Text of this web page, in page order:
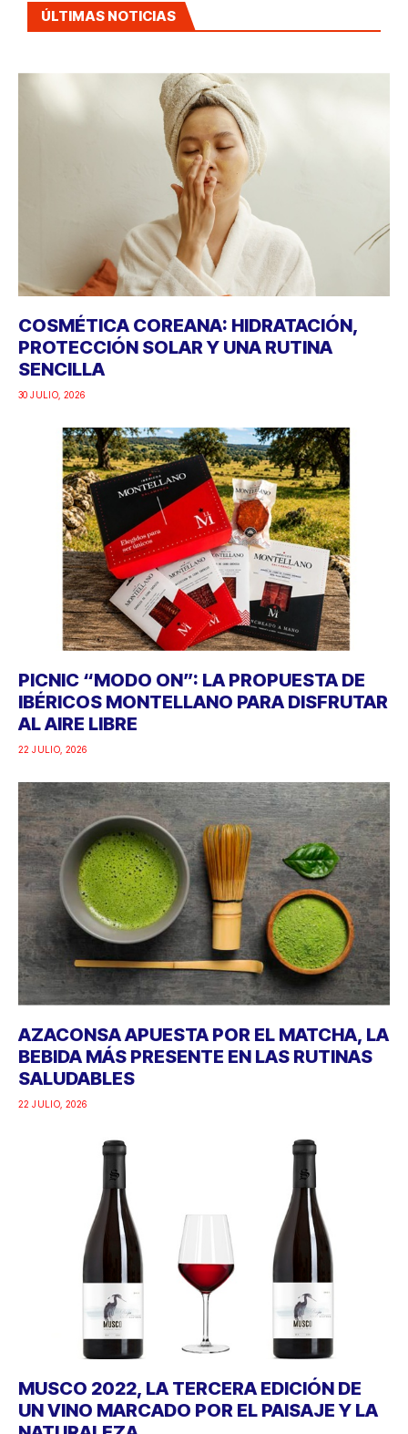
ÚLTIMAS NOTICIAS
COSMÉTICA COREANA: HIDRATACIÓN,
PROTECCIÓN SOLAR Y UNA RUTINA
SENCILLA
30 JULIO, 2026
PICNIC “MODO ON”: LA PROPUESTA DE
IBÉRICOS MONTELLANO PARA DISFRUTAR
AL AIRE LIBRE
22 JULIO, 2026
AZACONSA APUESTA POR EL MATCHA, LA
BEBIDA MÁS PRESENTE EN LAS RUTINAS
SALUDABLES
22 JULIO, 2026
MUSCO 2022, LA TERCERA EDICIÓN DE
UN VINO MARCADO POR EL PAISAJE Y LA